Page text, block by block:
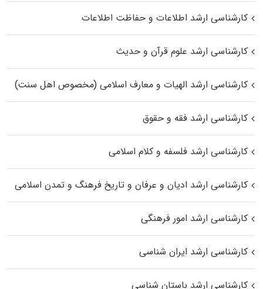
کارشناسی ارشد اطلاعات و حفاظت اطلاعات
کارشناسی ارشد علوم قرآن و حدیث
کارشناسی ارشد الهیات و معارف اسلامی (مخصوص اهل سنت)
کارشناسی ارشد فقه و حقوق
کارشناسی ارشد فلسفه و کلام اسلامی
کارشناسی ارشد ادیان و عرفان و تاریخ فرهنگ و تمدن اسلامی
کارشناسی ارشد امور فرهنگی
کارشناسی ارشد ایران شناسی
کارشناسی ارشد باستان شناسی